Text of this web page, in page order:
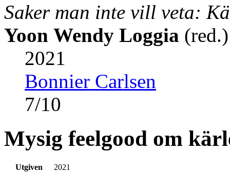
Saker man inte vill veta:
Yoon Wendy Loggia (red.)
2021
Bonnier Carlsen
7/10
Mysig feelgood om
Utgiven
2021